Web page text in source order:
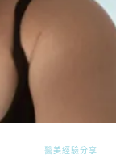
醫美經驗分享